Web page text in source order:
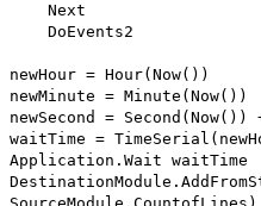
Next
DoEvents2
newHour = Hour(Now())
newMinute = Minute(Now())
newSecond = Second(Now())
waitTime =
Application.Wait waitTime